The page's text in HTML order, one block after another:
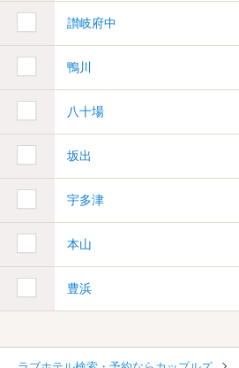
讃岐府中
鴨川
八十場
坂出
宇多津
本山
豊浜